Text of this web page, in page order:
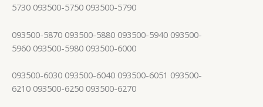
5730 093500-5750 093500-5790
093500-5870 093500-5880 093500-5940 093500-
5960 093500-5980 093500-6000
093500-6030 093500-6040 093500-6051 093500-
6210 093500-6250 093500-6270